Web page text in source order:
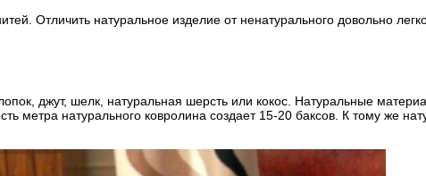
Отличить натуральное изделие от ненатурального довольно
джут, шелк, натуральная шерсть или кокос. Натуральные
метра натурального ковролина создает 15-20 баксов. К тому же